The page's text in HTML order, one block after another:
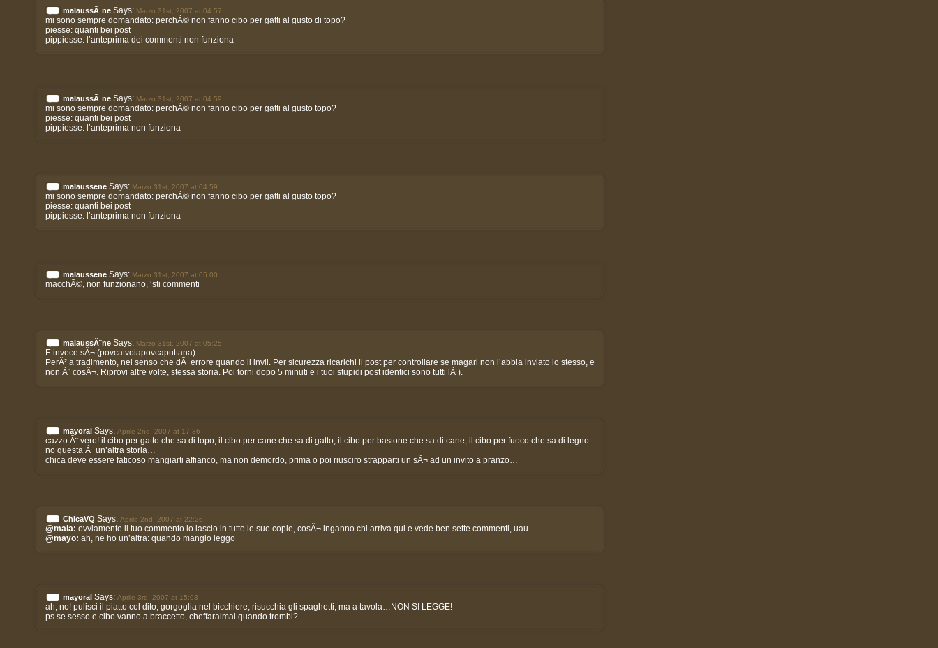
malaussÃ¨ne Says: Marzo 31st, 2007 at 04:57
mi sono sempre domandato: perchÃ© non fanno cibo per gatti al gusto di topo?
piesse: quanti bei post
pippiesse: l’anteprima dei commenti non funziona
malaussÃ¨ne Says: Marzo 31st, 2007 at 04:59
mi sono sempre domandato: perchÃ© non fanno cibo per gatti al gusto topo?
piesse: quanti bei post
pippiesse: l’anteprima non funziona
malaussene Says: Marzo 31st, 2007 at 04:59
mi sono sempre domandato: perchÃ© non fanno cibo per gatti al gusto topo?
piesse: quanti bei post
pippiesse: l’anteprima non funziona
malaussene Says: Marzo 31st, 2007 at 05:00
macchÃ©, non funzionano, ‘sti commenti
malaussÃ¨ne Says: Marzo 31st, 2007 at 05:25
E invece sÃ¬ (povcatvoiapovcaputtana)
PerÃ² a tradimento, nel senso che dÃ errore quando li invii. Per sicurezza ricarichi il post per controllare se magari non l’abbia inviato lo stesso, e
non Ã¨ cosÃ¬. Riprovi altre volte, stessa storia. Poi torni dopo 5 minuti e i tuoi stupidi post identici sono tutti lÃ ).
mayoral Says: Aprile 2nd, 2007 at 17:36
cazzo Ã¨ vero! il cibo per gatto che sa di topo, il cibo per cane che sa di gatto, il cibo per bastone che sa di cane, il cibo per fuoco che sa di legno…
no questa Ã¨ un’altra storia…
chica deve essere faticoso mangiarti affianco, ma non demordo, prima o poi riusciro strapparti un sÃ¬ ad un invito a pranzo…
ChicaVQ Says: Aprile 2nd, 2007 at 22:26
@mala: ovviamente il tuo commento lo lascio in tutte le sue copie, cosÃ¬ inganno chi arriva qui e vede ben sette commenti, uau.
@mayo: ah, ne ho un’altra: quando mangio leggo
mayoral Says: Aprile 3rd, 2007 at 15:03
ah, no! pulisci il piatto col dito, gorgoglia nel bicchiere, risucchia gli spaghetti, ma a tavola…NON SI LEGGE!
ps se sesso e cibo vanno a braccetto, cheffaraimai quando trombi?